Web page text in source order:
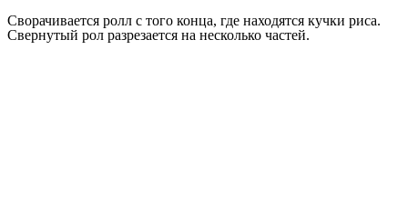
Сворачивается ролл с того конца, где находятся кучки риса.
Свернутый рол разрезается на несколько частей.